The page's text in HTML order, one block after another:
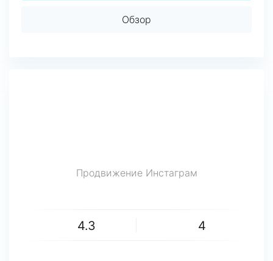
Обзор
Продвижение Инстаграм
4.3 4